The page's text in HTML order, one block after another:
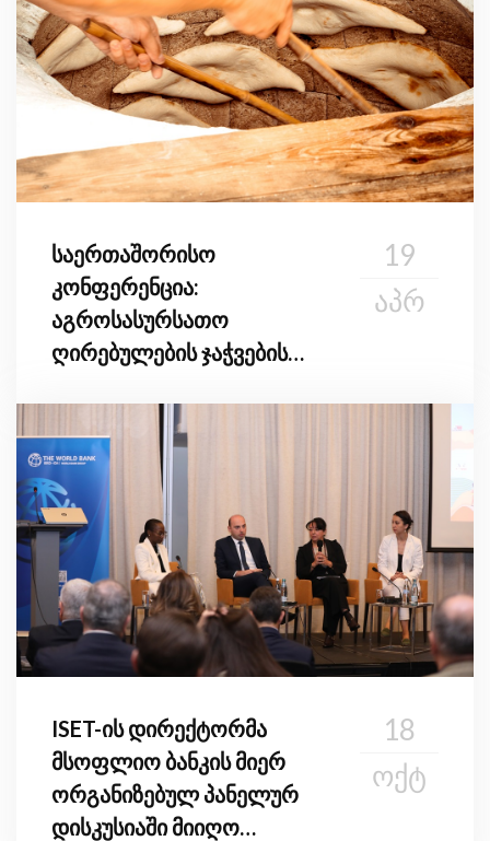
საერთაშორისო
კონფერენცია:
აგროსასურსათო
ღირებულების ჯაჭვების
გაუმჯობესება სამხრეთ
კავკასიის რეგიონში
19
ᲐᲞᲠ
ISET-ის დირექტორმა
მსოფლიო ბანკის მიერ
ორგანიზებულ პანელურ
დისკუსიაში მიიღო
18
ᲝᲥᲢ